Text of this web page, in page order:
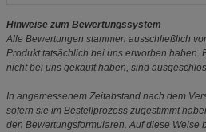
Hinweise zum Bewertungssystem
Alle Bewertungen stammen ausschließlich
Produkt tatsächlich bei uns erworben haben.
nicht bei uns gekauft haben, sind
In angemessenem Zeitabstand nach dem
sofern sie im Bestellprozess zugestimmt
den Bewertungsformularen. Auf diese Weise